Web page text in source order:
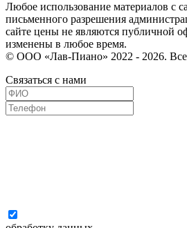
Любое использование материалов с
письменного разрешения
сайте цены не являются публичной
изменены в любое время.
© ООО «Лав-Пиано» 2022 - 2026.
Связаться с нами